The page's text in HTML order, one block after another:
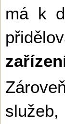
má k